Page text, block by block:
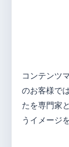
コンテンツ
のお客様で
たを専門家
うイメージ